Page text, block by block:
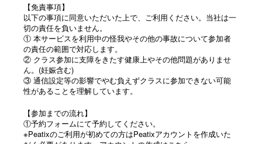
【免責事項】
以下の事項に同意いただいた上で、ご利用ください。当社は一
切の責任を負いません。
① 本サービスを利用中の怪我やその他の事故について参加者
の責任の範囲で対応します。
② クラス参加に支障をきたす健康上やその他問題がありませ
ん。(妊娠含む)
③ 通信設定等の影響でやむ負えずクラスに参加できない可能
性があることを理解しています。
【参加までの流れ】
①予約フォームにて予約してください。
※Peatixのご利用が初めての方はPeatixアカウントを作成いた